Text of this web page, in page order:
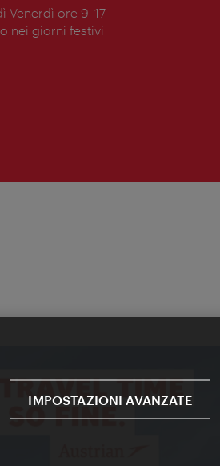
Venerdì ore 9–17
nei giorni festivi
IMPOSTAZIONI AVANZATE